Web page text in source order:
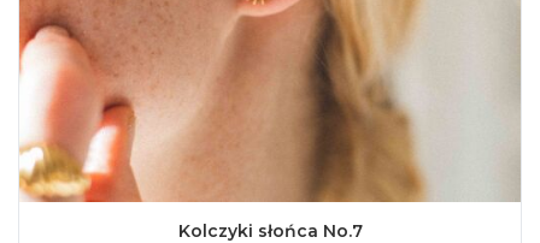
Kolczyki słońca No.7